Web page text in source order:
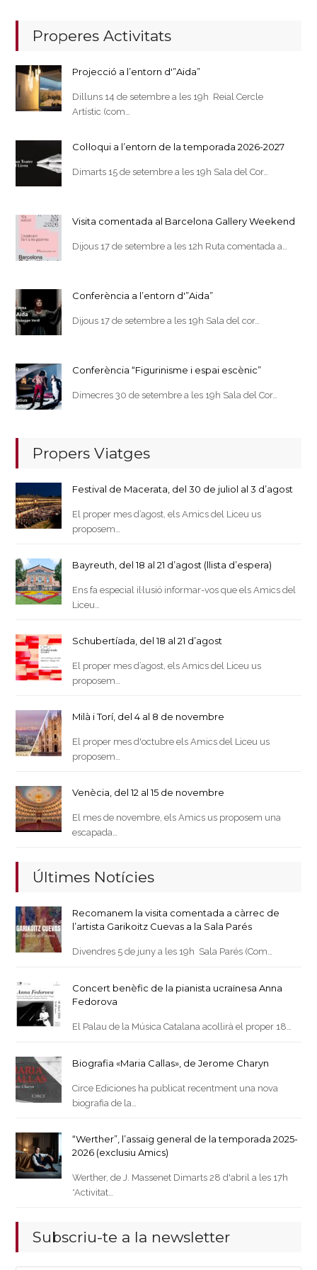
Properes Activitats
Projecció a l’entorn d'”Aida”
Dilluns 14 de setembre a les 19h Reial Cercle
Artístic (com…
Col·loqui a l’entorn de la temporada 2026-2027
Dimarts 15 de setembre a les 19h Sala del Cor…
Visita comentada al Barcelona Gallery Weekend
Dijous 17 de setembre a les 12h Ruta comentada a…
Conferència a l’entorn d'”Aida”
Dijous 17 de setembre a les 19h Sala del cor…
Conferència “Figurinisme i espai escènic”
Dimecres 30 de setembre a les 19h Sala del Cor…
Propers Viatges
Festival de Macerata, del 30 de juliol al 3 d’agost
El proper mes d’agost, els Amics del Liceu us
proposem…
Bayreuth, del 18 al 21 d’agost (llista d’espera)
Ens fa especial il·lusió informar-vos que els Amics del
Liceu…
Schubertíada, del 18 al 21 d’agost
El proper mes d’agost, els Amics del Liceu us
proposem…
Milà i Torí, del 4 al 8 de novembre
El proper mes d'octubre els Amics del Liceu us
proposem…
Venècia, del 12 al 15 de novembre
El mes de novembre, els Amics us proposem una
escapada…
Últimes Notícies
Recomanem la visita comentada a càrrec de
l’artista Garikoitz Cuevas a la Sala Parés
Divendres 5 de juny a les 19h Sala Parés (Com…
Concert benèfic de la pianista ucraïnesa Anna
Fedorova
El Palau de la Música Catalana acollirà el proper 18…
Biografia «Maria Callas», de Jerome Charyn
Circe Ediciones ha publicat recentment una nova
biografia de la…
“Werther”, l’assaig general de la temporada 2025-
2026 (exclusiu Amics)
Werther, de J. Massenet Dimarts 28 d'abril a les 17h
*Activitat…
Subscriu-te a la newsletter